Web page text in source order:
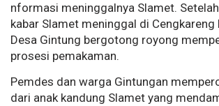
nformasi meninggalnya Slamet.
kabar Slamet meninggal di Cengkareng
Desa Gintung bergotong royong
prosesi pemakaman.
Pemdes dan warga Gintungan
dari anak kandung Slamet yang